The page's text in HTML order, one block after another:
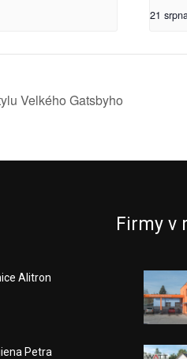
21
Velkého Gatsbyho
Firmy v
Alitron
Petra